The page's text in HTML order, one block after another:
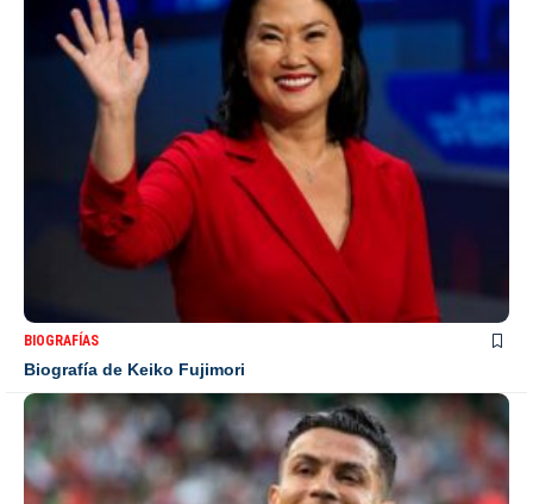
BIOGRAFÍAS
Biografía de Keiko Fujimori